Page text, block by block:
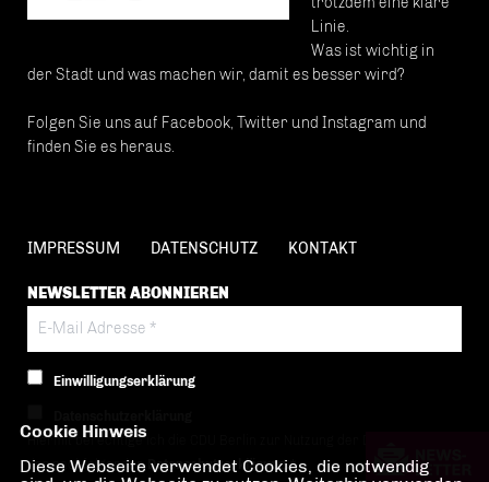
Linie.
Was ist wichtig in
der Stadt und was machen wir, damit es besser wird?
Folgen Sie uns auf Facebook, Twitter und Instagram und
finden Sie es heraus.
IMPRESSUM DATENSCHUTZ KONTAKT
NEWSLETTER ABONNIEREN
Einwilligungserklärung
Hiermit berechtige ich die CDU Berlin zur Nutzung der Daten im Sinn
der nachfolgenden Datenschutzerklärung.*
Cookie Hinweis
Diese Webseite verwendet Cookies, die notwendig